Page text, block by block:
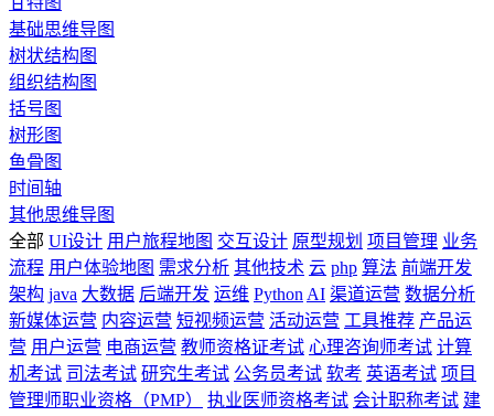
基础思维导图
树状结构图
组织结构图
括号图
树形图
鱼骨图
时间轴
其他思维导图
全部 UI设计 用户旅程地图 交互设计 原型规划 项目管理 业务
流程 用户体验地图 需求分析 其他技术 云 php 算法 前端开发
架构 java 大数据 后端开发 运维 Python AI 渠道运营 数据分析
新媒体运营 内容运营 短视频运营 活动运营 工具推荐 产品运
营 用户运营 电商运营 教师资格证考试 心理咨询师考试 计算
机考试 司法考试 研究生考试 公务员考试 软考 英语考试 项目
管理师职业资格（PMP）
执业医师资格考试 会计职称考试 建